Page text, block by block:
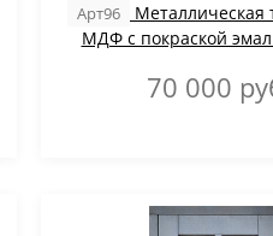
Арт96
Металлическая
МДФ с покраской
70 000